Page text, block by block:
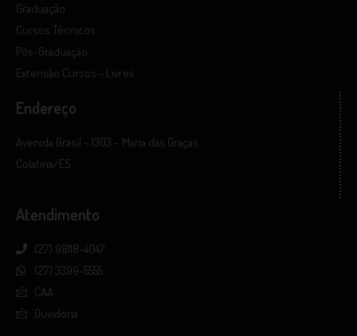
Graduação
Cursos Técnicos
Pós-Graduação
Extensão Cursos - Livres
Endereço
Avenida Brasil – 1303 – Maria das Graças
Colatina/ES
Atendimento
(27) 98118-4047
(27) 3399-5555
CAA
Ouvidoria